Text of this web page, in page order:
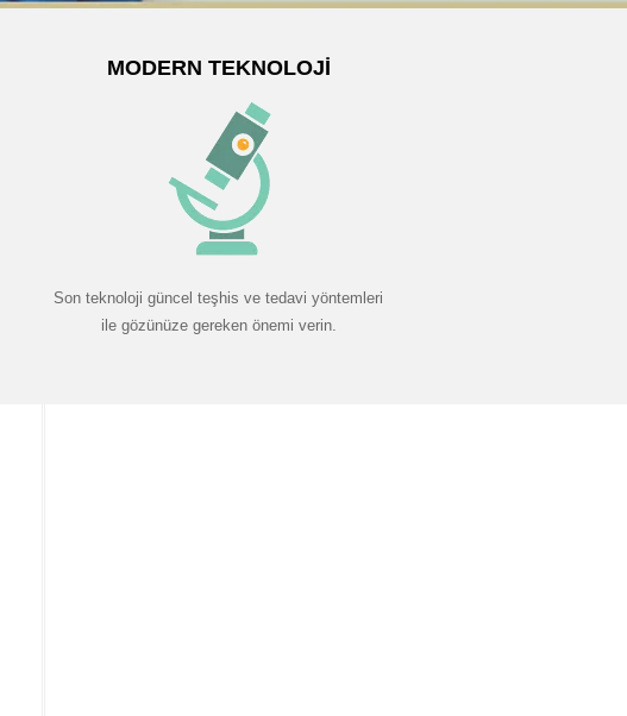
MODERN TEKNOLOJI
Son teknoloji güncel teşhis ve tedavi yöntemleri
ile gözünüze gereken önemi verin.